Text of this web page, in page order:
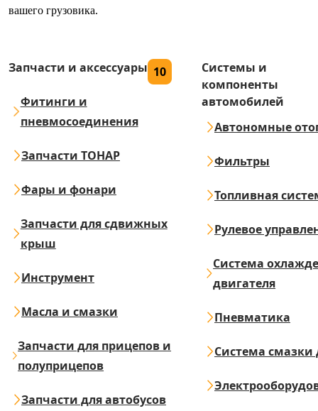
вашего грузовика.
Запчасти и аксессуары 10
Фитинги и
пневмосоединения
Запчасти ТОНАР
Фары и фонари
Запчасти для сдвижных
крыш
Инструмент
Масла и смазки
Запчасти для прицепов и
полуприцепов
Запчасти для автобусов
Системы и
компоненты
автомобилей
Автономные
Фильтры
Топливная
Рулевое
Система
двигателя
Пневматика
Система смазки